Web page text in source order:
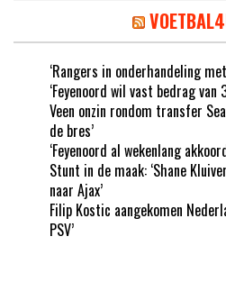
‘Rangers in onderhandeling
‘Feyenoord wil vast bedrag
Veen onzin rondom transfer
de bres’
‘Feyenoord al wekenlang
Stunt in de maak: ‘Shane
naar Ajax’
Filip Kostic aangekomen
PSV’